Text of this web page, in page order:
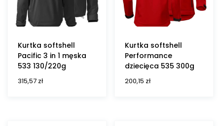
Kurtka softshell
Pacific 3 in 1 męska
533 130/220g
315,57 zł
Kurtka softshell
Performance
dziecięca 535 300g
200,15 zł